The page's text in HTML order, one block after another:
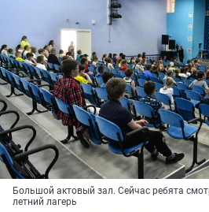
Большой актовый зал. Сейчас ребята
летний лагерь